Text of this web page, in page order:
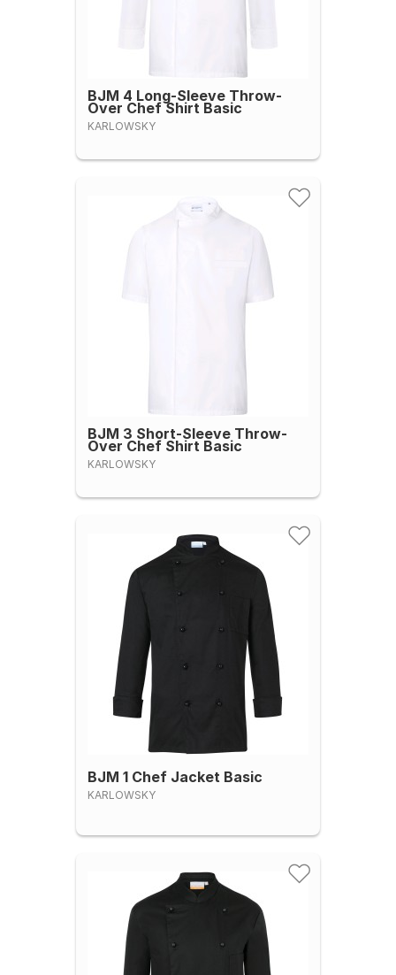
BJM 4 Long-Sleeve Throw-
Over Chef Shirt Basic
KARLOWSKY
BJM 3 Short-Sleeve Throw-
Over Chef Shirt Basic
KARLOWSKY
BJM 1 Chef Jacket Basic
KARLOWSKY